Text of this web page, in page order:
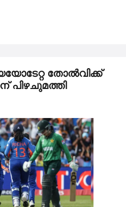
തോൽവിക്ക്
പിഴചുമത്തി